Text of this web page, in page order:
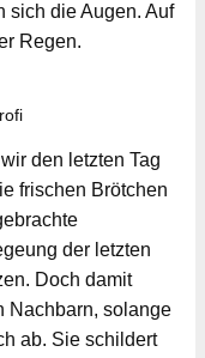
sich die Augen. Auf
Regen.
den letzten Tag
frischen Brötchen
der letzten
Doch damit
Nachbarn, solange
ab. Sie schildert